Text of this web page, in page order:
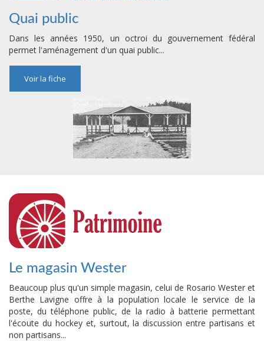
Quai public
Dans les années 1950, un octroi du gouvernement fédéral
permet l'aménagement d'un quai public...
Voir la fiche
Le magasin Wester
Beaucoup plus qu'un simple magasin, celui de Rosario Wester et
Berthe Lavigne offre à la population locale le service de la
poste, du téléphone public, de la radio à batterie permettant
l'écoute du hockey et, surtout, la discussion entre partisans et
non partisans...